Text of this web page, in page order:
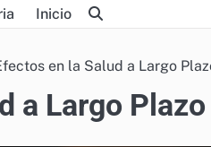
Inicio
en la Salud a Largo
a Largo Plazo